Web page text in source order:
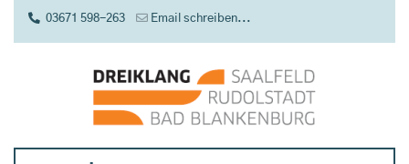
03671 598-263 Email schreiben...